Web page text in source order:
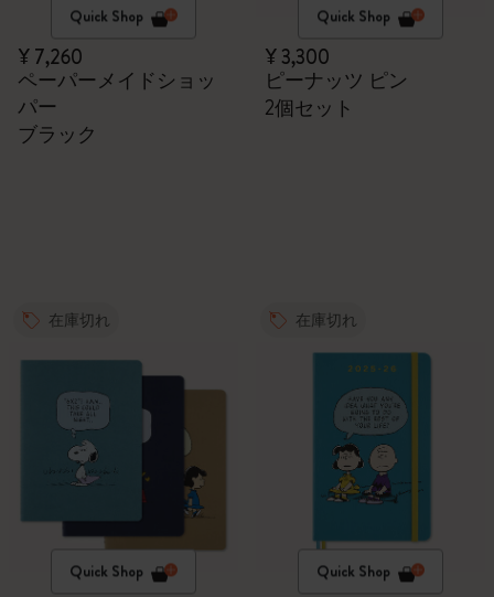
Quick Shop
¥ 7,260
ペーパーメイドショッ
パー
ブラック
Quick Shop
¥ 3,300
ピーナッツ ピン
2個セット
在庫切れ
Quick Shop
在庫切れ
Quick Shop